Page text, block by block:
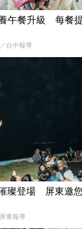
午餐升級 每餐
台中報導
璨登場 屏東邀
東報導